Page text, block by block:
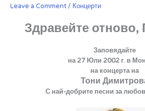
Leave a Comment / Концерти
Здравейте отново,
Заповядайте
на 27 Юли 2002 г. в
на концерта на
Тони
С най-добрите песни за